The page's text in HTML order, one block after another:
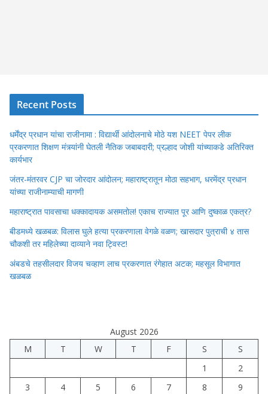
Recent Posts
धर्मेंद्र प्रधान यांचा राजीनामा : विद्यार्थी आंदोलनाचे मोठे यश NEET पेपर लीक
प्रकरणात शिक्षण मंत्र्यांनी घेतली नैतिक जबाबदारी; प्रल्हाद जोशी यांच्याकडे अतिरिक्त
कार्यभार
जंतर-मंतरवर CJP चा जोरदार आंदोलन; महाराष्ट्रातून मोठा सहभाग, धरमेंद्र प्रधान
यांच्या राजीनाम्याची मागणी
महाराष्ट्रात पावसाचा धक्कादायक असमतोल! एकाच राज्यात पूर आणि दुष्काळ एकत्र?
बीडमध्ये खळबळ: विलास घुले हत्या प्रकरणाला वेगळे वळण; खासदार पुत्राची ४ तास
चौकशी तर महिलेच्या दाव्याने नवा ट्विस्ट!
अंबडचे तहसीलदार विजय चव्हाण लाच प्रकरणात रंगेहात अटक; महसूल विभागात
खळबळ
August 2026
M
T W T F S
S
1
2
3
4 5 6 7 8
9